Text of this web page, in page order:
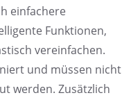
einfachere
Funktionen,
vereinfachen.
und müssen nicht
werden. Zusätzlich